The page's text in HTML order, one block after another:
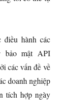
hành các
bảo mật API
các vấn đề về
doanh nghiệp
tích hợp ngày